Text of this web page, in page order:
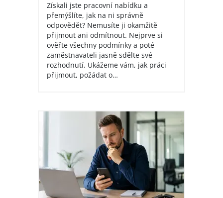
Získali jste pracovní nabídku a
přemýšlíte, jak na ni správně
odpovědět? Nemusíte ji okamžitě
přijmout ani odmítnout. Nejprve si
ověřte všechny podmínky a poté
zaměstnavateli jasně sdělte své
rozhodnutí. Ukážeme vám, jak práci
přijmout, požádat o…